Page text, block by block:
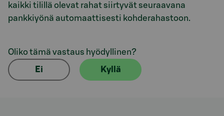
kaikki tilillä olevat rahat siirtyvät seuraavana
pankkiyönä automaattisesti kohderahastoon.
Oliko tämä vastaus hyödyllinen?
Ei Kyllä